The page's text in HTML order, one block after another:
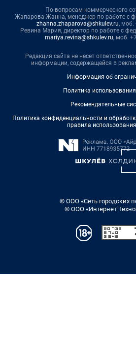
По вопросам коммерческого
Жапарова Жанна, менеджер по работе с
zhanna.zhaparova@shkulev.ru, моб.
Ревина Мария, директор по работе с
mariya.revina@shkulev.ru, моб.
Редакция сайта не несет
информации, содержащейся в
Информация об
Политика
Рекомендательные
Политика конфиденциальности и
правила
© ООО «Сеть городских
© ООО «Интернет